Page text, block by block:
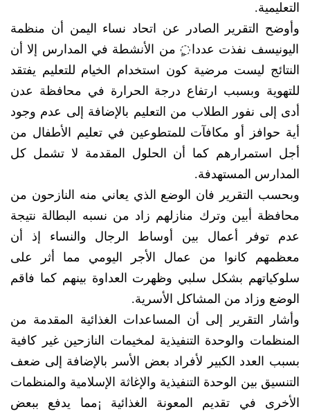
التعليمية.
وأوضح التقرير الصادر عن اتحاد نساء اليمن أن منظمة
اليونيسف نفذت عددا◌ٍ من الأنشطة في المدارس إلا أن
النتائج ليست مرضية كون استخدام الخيام للتعليم يفتقد
للتهوية وبسبب ارتفاع درجة الحرارة في محافظة عدن
أدى إلى نفور الطلاب من التعليم بالإضافة إلى عدم وجود
أية حوافز أو مكافآت للمتطوعين في تعليم الأطفال من
أجل استمرارهم كما أن الحلول المقدمة لا تشمل كل
المدارس المستهدفة.
وبحسب التقرير فان الوضع الذي يعاني منه النازحون من
محافظة أبين وترك منازلهم زاد من نسبه البطالة نتيجة
عدم توفر أعمال بين أوساط الرجال والنساء إذ أن
معظمهم كانوا من عمال الأجر اليومي مما أثر على
سلوكياتهم بشكل سلبي وظهرت العداوة بينهم كما فاقم
الوضع وزاد من المشاكل الأسرية.
وأشار التقرير إلى أن المساعدات الغذائية المقدمة من
المنظمات والوحدة التنفيذية لمخيمات النازحين غير كافية
بسبب العدد الكبير لأفراد بعض الأسر بالإضافة إلى ضعف
التنسيق بين الوحدة التنفيذية والإغاثة الإسلامية والمنظمات
الأخرى في تقديم المعونة الغذائية ¡مما يدفع ببعض